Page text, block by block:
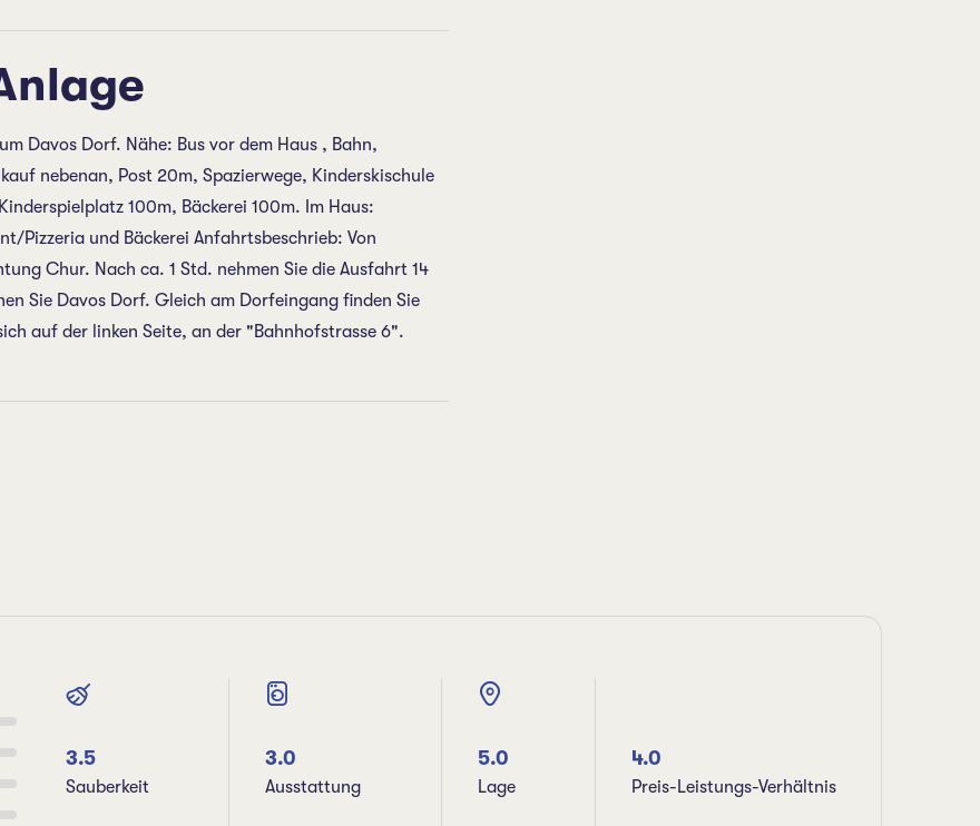
Davos Dorf. Nähe: Bus vor dem Haus , Bahn,
nebenan, Post 20m, Spazierwege, Kinderskischule
100m, Bäckerei 100m. Im Haus:
Pizzeria und Bäckerei Anfahrtsbeschrieb: Von
Chur. Nach ca. 1 Std. nehmen Sie die Ausfahrt 14
Sie Davos Dorf. Gleich am Dorfeingang finden Sie
auf der linken Seite, an der "Bahnhofstrasse 6".
3.5
Sauberkeit
3.0
Ausstattung
5.0
Lage
4.0
Preis-Leistungs-Verhältnis